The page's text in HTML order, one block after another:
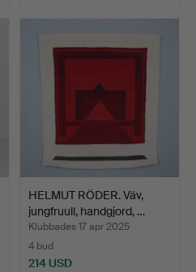
HELMUT RÖDER. Väv,
jungfruull, handgjord, …
Klubbades 17 apr 2025
4 bud
214 USD